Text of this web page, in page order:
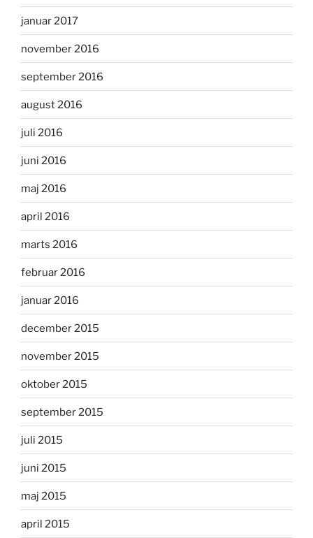
januar 2017
november 2016
september 2016
august 2016
juli 2016
juni 2016
maj 2016
april 2016
marts 2016
februar 2016
januar 2016
december 2015
november 2015
oktober 2015
september 2015
juli 2015
juni 2015
maj 2015
april 2015